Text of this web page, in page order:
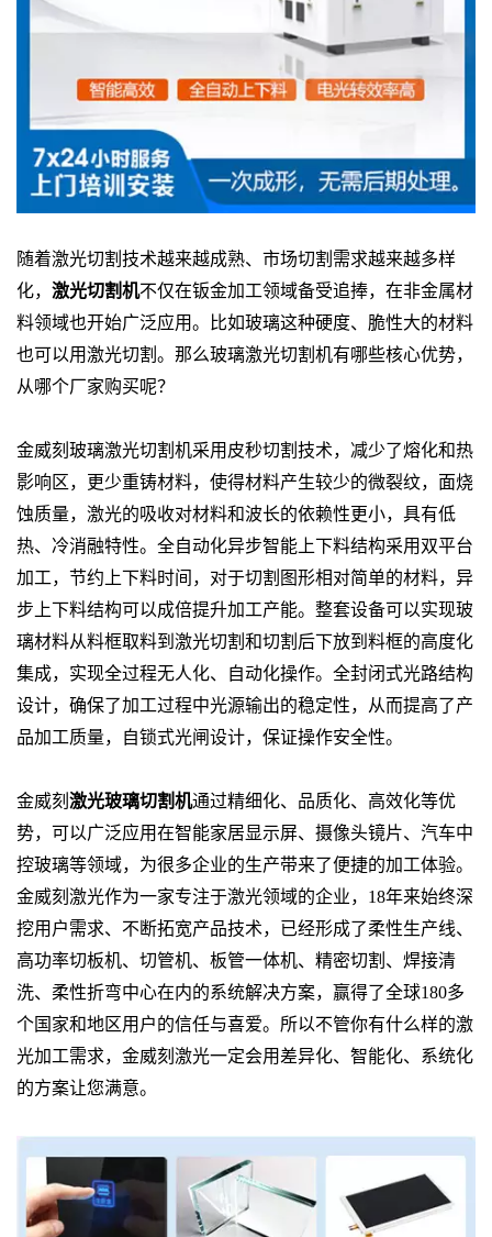
随着激光切割技术越来越成熟、市场切割需求越来越多样
化， 激光切割机不仅在钣金加工领域备受追捧，在非金属材
料领域也开始广泛应用。比如玻璃这种硬度、脆性大的材料
也可以用激光切割。那么玻璃激光切割机有哪些核心优势，
从哪个厂家购买呢？
金威刻 玻璃激光切割机采用皮秒切割技术，减少了熔化和热
影响区，更少重铸材料，使得材料产生较少的微裂纹，面烧
蚀质量，激光的吸收对材料和波长的依赖性更小，具有低
热、冷消融特性。全自动化异步智能上下料结构采用双平台
加工，节约上下料时间，对于切割图形相对简单的材料，异
步上下料结构可以成倍提升加工产能。整套设备可以实现玻
璃材料从料框取料到激光切割和切割后下放到料框的高度化
集成，实现全过程无人化、自动化操作。全封闭式光路结构
设计，确保了加工过程中光源输出的稳定性，从而提高了产
品加工质量，自锁式光闸设计，保证操作安全性。
金威刻 激光玻璃切割机通过精细化、品质化、高效化等优
势，可以广泛应用在智能家居显示屏、摄像头镜片、汽车中
控玻璃等领域，为很多企业的生产带来了便捷的加工体验。
金威刻激光作为一家专注于激光领域的企业，18年来始终深
挖用户需求、不断拓宽产品技术，已经形成了柔性生产线、
高功率切板机、切管机、板管一体机、精密切割、焊接清
洗、柔性折弯中心在内的系统解决方案，赢得了全球180多
个国家和地区用户的信任与喜爱。所以不管你有什么样的激
光加工需求，金威刻激光一定会用差异化、智能化、系统化
的方案让您满意。